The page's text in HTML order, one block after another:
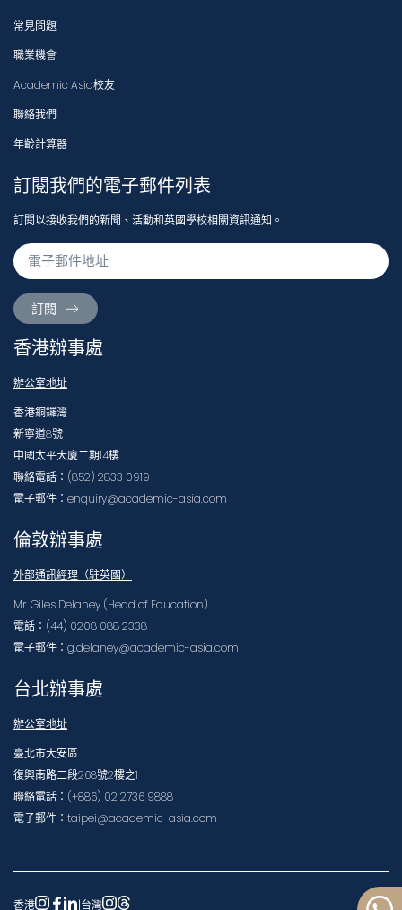
常見問題
職業機會
Academic Asia校友
聯絡我們
年齡計算器
訂閱我們的電子郵件列表
訂閱以接收我們的新聞、活動和英國學校相關資訊通知。
訂閱
香港辦事處
辦公室地址
香港銅鑼灣
新寧道8號
中國太平大廈二期14樓
聯絡電話：(852) 2833 0919
電子郵件：enquiry@academic-asia.com
倫敦辦事處
外部通訊經理（駐英國）
Mr. Giles Delaney (Head of Education)
電話：(44) 0208 088 2338
電子郵件：g.delaney@academic-asia.com
台北辦事處
辦公室地址
臺北市大安區
復興南路二段268號2樓之1
聯絡電話：(+886) 02 2736 9888
電子郵件：taipei@academic-asia.com
香港 |台灣